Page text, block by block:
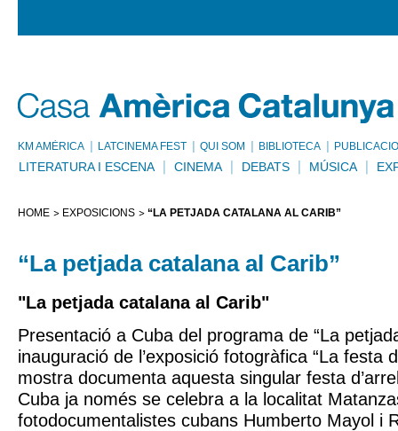
KM AMÈRICA LATCINEMA FEST QUI SOM BIBLIOTECA
LITERATURA I ESCENA CINEMA DEBATS MÚSICA
HOME EXPOSICIONS “LA PETJADA CATALANA AL CARIB”
“La petjada catalana al Carib”
"La petjada catalana al Carib"
Presentació a Cuba del programa de “La
inauguració de l’exposició fotogràfica “La festa
mostra documenta aquesta singular festa
Cuba ja només se celebra a la localitat
fotodocumentalistes cubans Humberto Mayol i